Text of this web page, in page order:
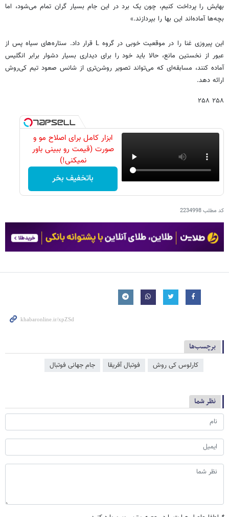
بهایش را پرداخت کنیم، چون یک برد در این جام بسیار گران تمام می‌شود، اما
بچه‌ها آماده‌اند این بها را بپردازند.»
این پیروزی غنا را در موقعیت خوبی در گروه L قرار داد. ستاره‌های سیاه پس از
عبور از نخستین مانع، حالا باید خود را برای دیداری بسیار دشوار برابر انگلیس
آماده کنند، مسابقه‌ای که می‌تواند تصویر روشن‌تری از شانس صعود تیم کی‌روش
ارائه دهد.
۲۵۸ ۲۵۸
ابزار کامل برای اصلاح مو و
صورت (قیمت رو ببینی باور
نمیکنی!)
باتخفیف بخر
کد مطلب2234998
برچسب‌ها
کارلوس کی روش فوتبال آفریقا جام جهانی فوتبال
نظر شما